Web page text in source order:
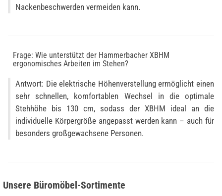
Nackenbeschwerden vermeiden kann.
Frage: Wie unterstützt der Hammerbacher XBHM
ergonomisches Arbeiten im Stehen?
Antwort: Die elektrische Höhenverstellung ermöglicht einen
sehr schnellen, komfortablen Wechsel in die optimale
Stehhöhe bis 130 cm, sodass der XBHM ideal an die
individuelle Körpergröße angepasst werden kann – auch für
besonders großgewachsene Personen.
Unsere Büromöbel-Sortimente